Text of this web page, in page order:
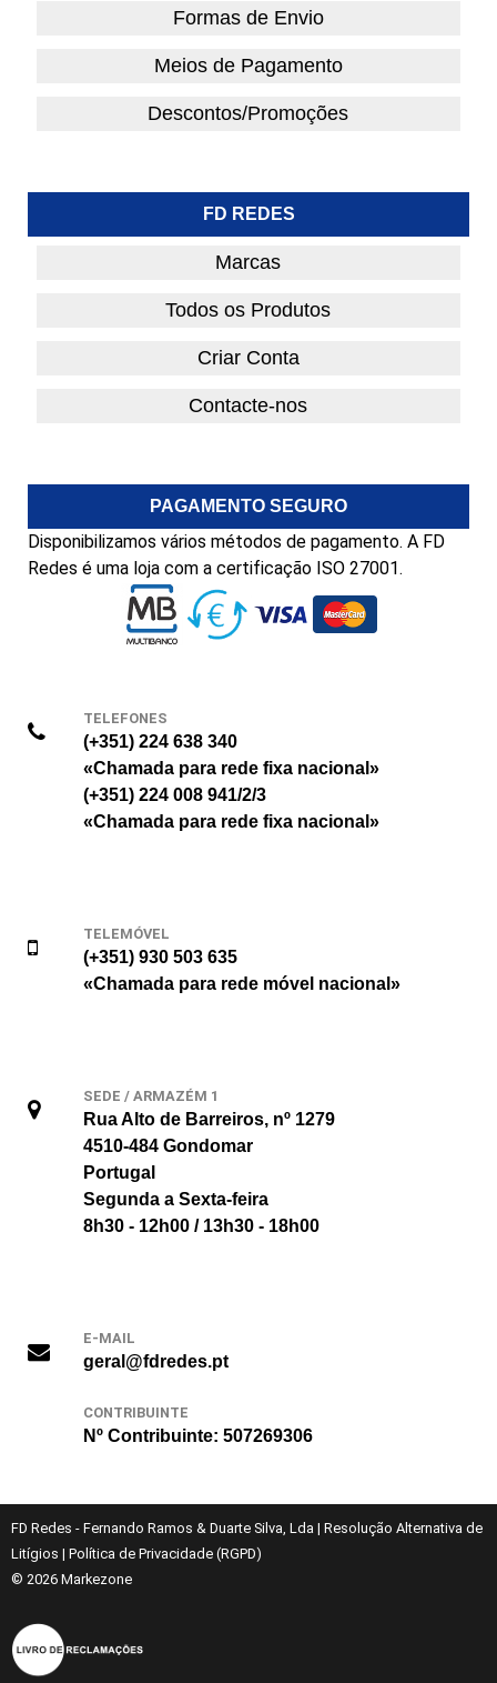
Formas de Envio
Meios de Pagamento
Descontos/Promoções
FD REDES
Marcas
Todos os Produtos
Criar Conta
Contacte-nos
PAGAMENTO SEGURO
Disponibilizamos vários métodos de pagamento. A FD
Redes é uma loja com a certificação ISO 27001.
TELEFONES
(+351) 224 638 340
«Chamada para rede fixa nacional»
(+351) 224 008 941/2/3
«Chamada para rede fixa nacional»
TELEMÓVEL
(+351) 930 503 635
«Chamada para rede móvel nacional»
SEDE / ARMAZÉM 1
Rua Alto de Barreiros, nº 1279
4510-484 Gondomar
Portugal
Segunda a Sexta-feira
8h30 - 12h00 / 13h30 - 18h00
E-MAIL
geral@fdredes.pt
CONTRIBUINTE
Nº Contribuinte: 507269306
FD Redes - Fernando Ramos & Duarte Silva, Lda | Resolução Alternativa de
Litígios | Política de Privacidade (RGPD)
© 2026 Markezone